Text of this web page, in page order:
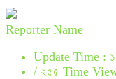
Reporter Name
Update Time :
/ ২৫৫ Time